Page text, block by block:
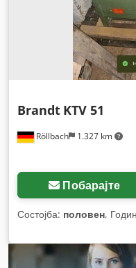
Röllbach 1.327 km
Brandt KTV 51
Побарајте
Состојба: половен,